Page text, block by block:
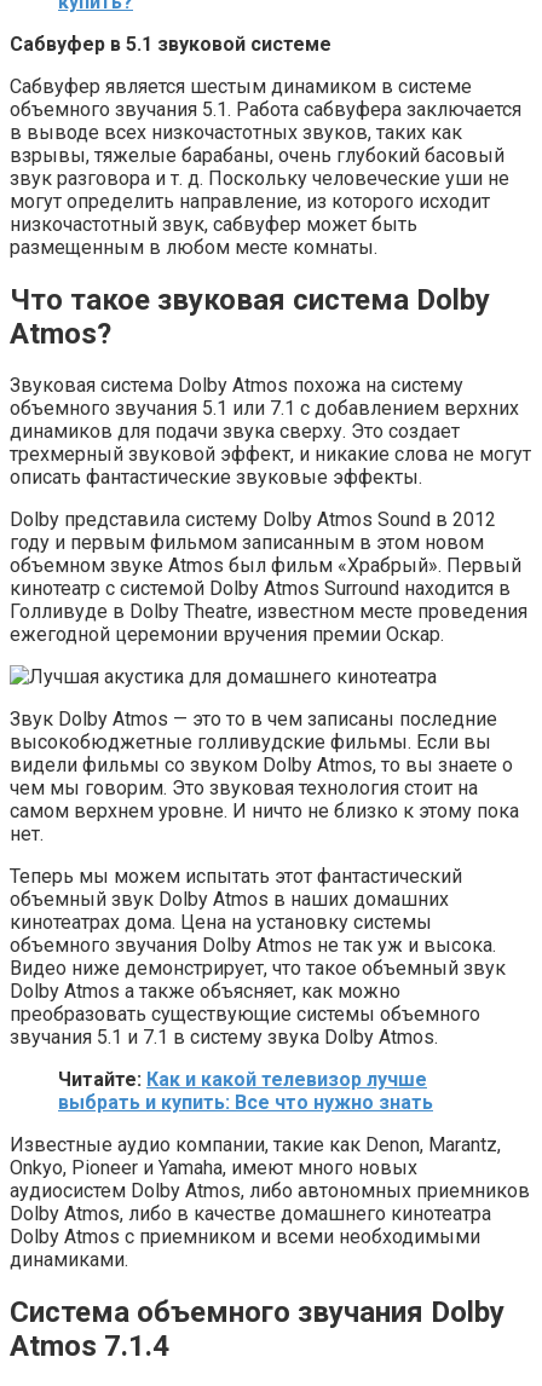
Сабвуфер в 5.1 звуковой системе
Сабвуфер является шестым динамиком в системе
объемного звучания 5.1. Работа сабвуфера заключается
в выводе всех низкочастотных звуков, таких как
взрывы, тяжелые барабаны, очень глубокий басовый
звук разговора и т. д. Поскольку человеческие уши не
могут определить направление, из которого исходит
низкочастотный звук, сабвуфер может быть
размещенным в любом месте комнаты.
Что такое звуковая система Dolby
Atmos?
Звуковая система Dolby Atmos похожа на систему
объемного звучания 5.1 или 7.1 с добавлением верхних
динамиков для подачи звука сверху. Это создает
трехмерный звуковой эффект, и никакие слова не могут
описать фантастические звуковые эффекты.
Dolby представила систему Dolby Atmos Sound в 2012
году и первым фильмом записанным в этом новом
объемном звуке Atmos был фильм «Храбрый». Первый
кинотеатр с системой Dolby Atmos Surround находится в
Голливуде в Dolby Theatre, известном месте проведения
ежегодной церемонии вручения премии Оскар.
Звук Dolby Atmos — это то в чем записаны последние
высокобюджетные голливудские фильмы. Если вы
видели фильмы со звуком Dolby Atmos, то вы знаете о
чем мы говорим. Это звуковая технология стоит на
самом верхнем уровне. И ничто не близко к этому пока
нет.
Теперь мы можем испытать этот фантастический
объемный звук Dolby Atmos в наших домашних
кинотеатрах дома. Цена на установку системы
объемного звучания Dolby Atmos не так уж и высока.
Видео ниже демонстрирует, что такое объемный звук
Dolby Atmos а также объясняет, как можно
преобразовать существующие системы объемного
звучания 5.1 и 7.1 в систему звука Dolby Atmos.
Читайте: Как и какой телевизор лучше
выбрать и купить: Все что нужно знать
Известные аудио компании, такие как Denon, Marantz,
Onkyo, Pioneer и Yamaha, имеют много новых
аудиосистем Dolby Atmos, либо автономных приемников
Dolby Atmos, либо в качестве домашнего кинотеатра
Dolby Atmos с приемником и всеми необходимыми
динамиками.
Система объемного звучания Dolby
Atmos 7.1.4